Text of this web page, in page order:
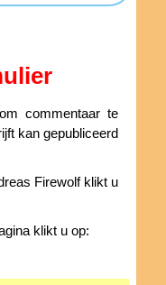
commentaar te
kan gepubliceerd
Firewolf klikt u
klikt u op: